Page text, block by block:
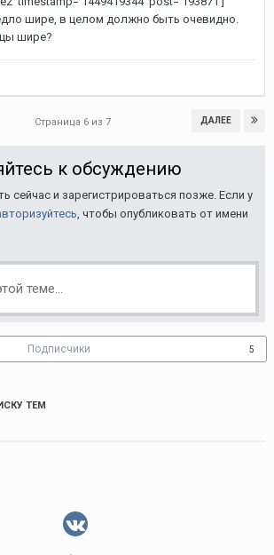
шире, в целом должно быть очевидно.
шире?
ДАЛЕЕ
Страница 6 из 7
к обсуждению
сейчас и зарегистрироваться позже. Если у
, чтобы опубликовать от имени
теме...
Подписчики 5
ТЕМ